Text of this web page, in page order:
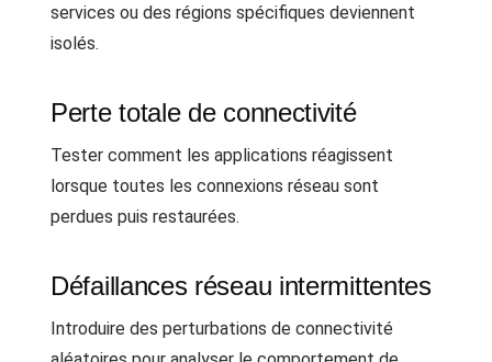
services ou des régions spécifiques deviennent
isolés.
Perte totale de connectivité
Tester comment les applications réagissent
lorsque toutes les connexions réseau sont
perdues puis restaurées.
Défaillances réseau intermittentes
Introduire des perturbations de connectivité